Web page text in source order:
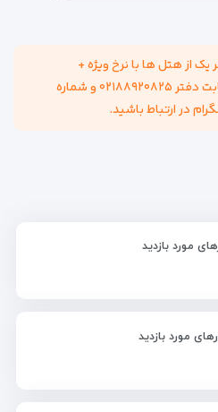
از هتل ها با نرخ ويژه +
پشتیبانی + تخفیف با شماره ثابت دفتر ۰۲۱۸۸۹۲۰۸۲۵ و شماره
مورد بازدید
مورد بازدید